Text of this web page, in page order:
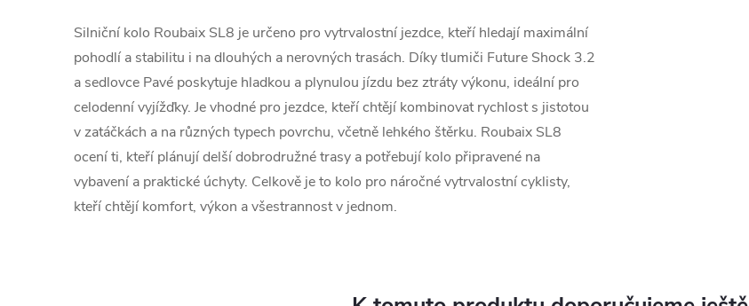
Silniční kolo Roubaix SL8 je určeno pro vytrvalostní jezdce, kteří hledají maximální
pohodlí a stabilitu i na dlouhých a nerovných trasách. Díky tlumiči Future Shock 3.2
a sedlovce Pavé poskytuje hladkou a plynulou jízdu bez ztráty výkonu, ideální pro
celodenní vyjížďky. Je vhodné pro jezdce, kteří chtějí kombinovat rychlost s jistotou
v zatáčkách a na různých typech povrchu, včetně lehkého štěrku. Roubaix SL8
ocení ti, kteří plánují delší dobrodružné trasy a potřebují kolo připravené na
vybavení a praktické úchyty. Celkově je to kolo pro náročné vytrvalostní cyklisty,
kteří chtějí komfort, výkon a všestrannost v jednom.